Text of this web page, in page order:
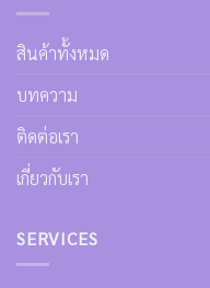
สินค้าทั้งหมด
บทความ
ติดต่อเรา
เกี่ยวกับเรา
SERVICES